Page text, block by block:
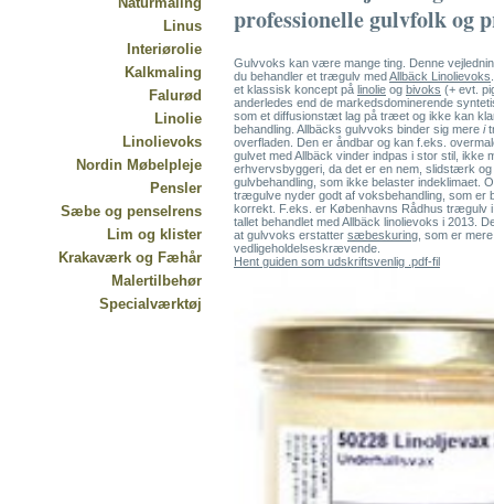
Linus
Interiørolie
Kalkmaling
Falurød
Linolie
Linolievoks
Nordin Møbelpleje
Pensler
Sæbe og penselrens
Lim og klister
Krakaværk og Fæhår
Malertilbehør
Specialværktøj
professionelle gulvfolk og
Gulvvoks kan være mange ting. Denne
du behandler et trægulv medAllbäck Linolievoks
et klassisk koncept på linolie og bivoks (+ evt.
anderledes end de markedsdominerende
som et diffusionstæt lag på træet og ikke kan
behandling. Allbäcks gulvvoks binder sig mere i
overfladen. Den er åndbar og kan f.eks.
gulvet med Allbäck vinder indpas i stor stil, ikke
erhvervsbyggeri, da det er en nem, slidstærk
gulvbehandling, som ikke belaster indeklimaet.
trægulve nyder godt af voksbehandling, som er
korrekt. F.eks. er Københavns Rådhus trægulv
tallet behandlet med Allbäck linolievoks i 2013.
at gulvvoks erstatter sæbeskuring , som er mere
vedligeholdelseskrævende.
Hent guiden som udskriftsvenlig .pdf-fil